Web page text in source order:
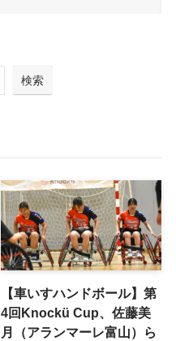
検索
【車いすハンドボール】第
4回Knockü Cup、佐藤美
月（アランマーレ富山）ら